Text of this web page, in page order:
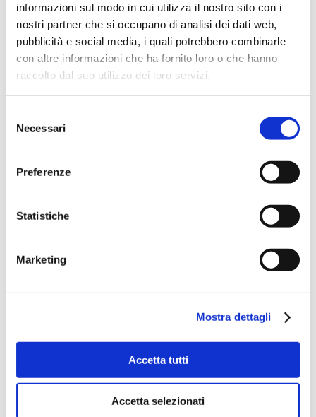
informazioni sul modo in cui utilizza il nostro sito con i
nostri partner che si occupano di analisi dei dati web,
pubblicità e social media, i quali potrebbero combinarle
con altre informazioni che ha fornito loro o che hanno
raccolto dal suo utilizzo dei loro servizi.
delNecessari
Preferenze
Statistiche
Marketing
Mostra dettagli
Accetta tutti
Accetta selezionati